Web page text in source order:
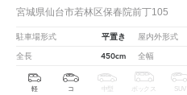
宮城県仙台市若林区保春院前丁105
駐車場形式 平置き 屋内外形式
全長 450cm 全幅
軽 コ 中型 ボックス SUV